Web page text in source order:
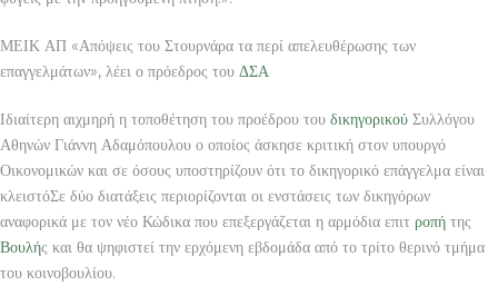
ΜΕΙΚ ΑΠ «Απόψεις του Στουρνάρα τα περί απελευθέρωσης των
επαγγελμάτων», λέει ο πρόεδρος του ΔΣΑ
Ιδιαίτερη αιχμηρή η τοποθέτηση του προέδρου του δικηγορικού Συλλόγου
Αθηνών Γιάννη Αδαμόπουλου ο οποίος άσκησε κριτική στον υπουργό
Οικονομικών και σε όσους υποστηρίζουν ότι το δικηγορικό επάγγελμα είναι
κλειστόΣε δύο διατάξεις περιορίζονται οι ενστάσεις των δικηγόρων
αναφορικά με τον νέο Κώδικα που επεξεργάζεται η αρμόδια επιτ ροπή της
Βουλής και θα ψηφιστεί την ερχόμενη εβδομάδα από το τρίτο θερινό τμήμα
του κοινοβουλίου.